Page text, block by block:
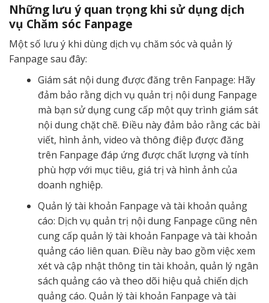
Những lưu ý quan trọng khi sử dụng dịch
vụ Chăm sóc Fanpage
Một số lưu ý khi dùng dịch vụ chăm sóc và quản lý
Fanpage sau đây:
Giám sát nội dung được đăng trên Fanpage: Hãy
đảm bảo rằng dịch vụ quản trị nội dung Fanpage
mà bạn sử dụng cung cấp một quy trình giám sát
nội dung chặt chẽ. Điều này đảm bảo rằng các bài
viết, hình ảnh, video và thông điệp được đăng
trên Fanpage đáp ứng được chất lượng và tính
phù hợp với mục tiêu, giá trị và hình ảnh của
doanh nghiệp.
Quản lý tài khoản Fanpage và tài khoản quảng
cáo: Dịch vụ quản trị nội dung Fanpage cũng nên
cung cấp quản lý tài khoản Fanpage và tài khoản
quảng cáo liên quan. Điều này bao gồm việc xem
xét và cập nhật thông tin tài khoản, quản lý ngân
sách quảng cáo và theo dõi hiệu quả chiến dịch
quảng cáo. Quản lý tài khoản Fanpage và tài